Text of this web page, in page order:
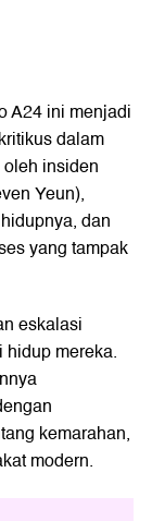
A24 ini menjadi
dalam
insiden
Yeun),
dan
yang tampak
eskalasi
mereka.
kemarahan,
modern.